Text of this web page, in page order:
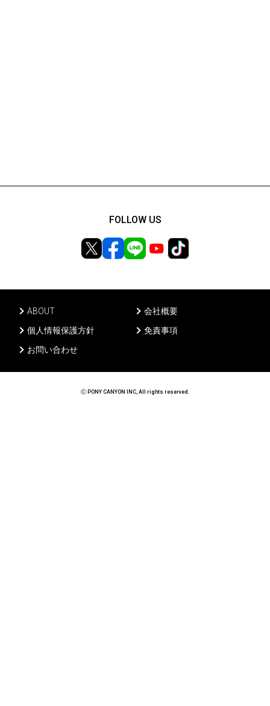
ABOUT
会社概要
個人情報保護方針
免責事項
お問い合わせ
FOLLOW US
Ⓒ PONY CANYON INC, All rights reserved.